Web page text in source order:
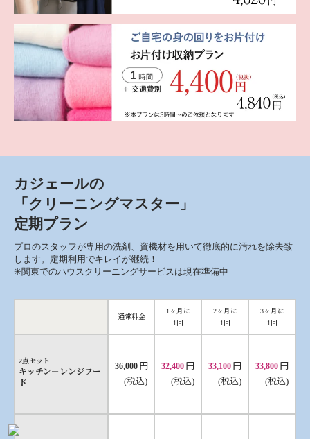
カジェールの
「クリーニングマスター」
定期プラン
プロのスタッフが専用の洗剤、資機材を用いて徹底的に汚れを除去致
します。定期利用でキレイが継続！
✳︎関東でのハウスクリーニングサービスは現在準備中
通常料金
1ヶ月に
1回
2ヶ月に
1回
3ヶ月に
1回
2点セット
キッチン＋レンジフー
ド
36,000 円
(税込)
32,400 円
(税込)
33,100 円
(税込)
33,800 円
(税込)